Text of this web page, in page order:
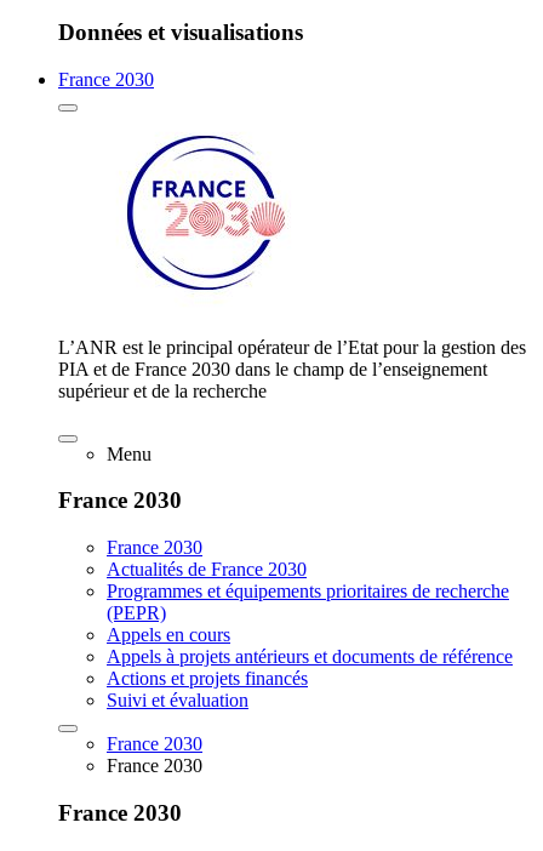
Données et visualisations
France 2030
L’ANR est le principal opérateur de l’Etat pour la gestion des
PIA et de France 2030 dans le champ de l’enseignement
supérieur et de la recherche
Menu
France 2030
France 2030
Actualités de France 2030
Programmes et équipements prioritaires de recherche
(PEPR)
Appels en cours
Appels à projets antérieurs et documents de référence
Actions et projets financés
Suivi et évaluation
France 2030
France 2030
France 2030